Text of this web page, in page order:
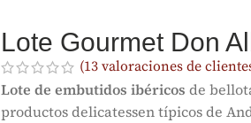
Lote Gourmet Don
(13 valoraciones de
Lote de embutidos ibéricos de
productos delicatessen típicos de